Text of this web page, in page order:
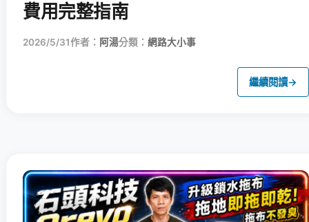
費用完整指南
2026/5/31作者： 阿湯分類： 網路大小事
繼續閱讀→